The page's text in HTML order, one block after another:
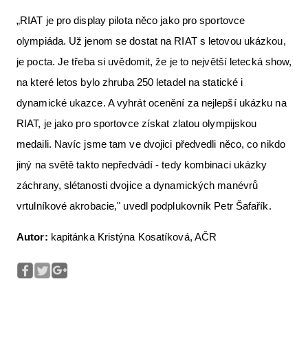
„RIAT je pro display pilota něco jako pro sportovce
olympiáda. Už jenom se dostat na RIAT s letovou ukázkou,
je pocta. Je třeba si uvědomit, že je to největší letecká show,
na které letos bylo zhruba 250 letadel na statické i
dynamické ukazce. A vyhrát ocenění za nejlepší ukázku na
RIAT, je jako pro sportovce získat zlatou olympijskou
medaili. Navíc jsme tam ve dvojici předvedli něco, co nikdo
jiný na světě takto nepředvádí - tedy kombinaci ukázky
záchrany, slétanosti dvojice a dynamických manévrů
vrtulníkové akrobacie," uvedl podplukovník Petr Šafařík.
Autor: kapitánka Kristýna Kosatíková, AČR